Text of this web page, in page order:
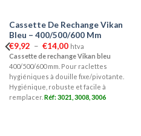
Cassette De Rechange Vikan
Bleu – 400/500/600 Mm
€9,92 – €14,00Plage
de
prix :
€9,92
à
€14,00
htva
Cassette de rechange Vikan bleu
400/500/600 mm. Pour raclettes
hygiéniques à douille fixe/pivotante.
Hygiénique, robuste et facile à
remplacer. Réf: 3021, 3008, 3006